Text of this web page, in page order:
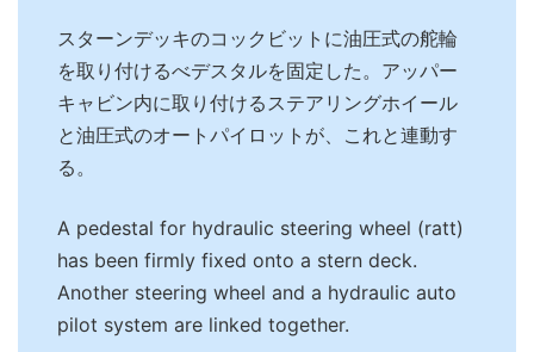
スターンデッキのコックビットに油圧式の舵輪
を取り付けるべデスタルを固定した。アッパー
キャビン内に取り付けるステアリングホイール
と油圧式のオートパイロットが、これと連動す
る。
A pedestal for hydraulic steering wheel (ratt)
has been firmly fixed onto a stern deck.
Another steering wheel and a hydraulic auto
pilot system are linked together.